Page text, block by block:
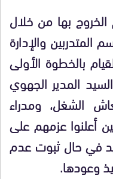
بها من خلال
المتدربين والإدارة
بالخطوة الأولى
المدير الجهوي
الشغل، ومدراء
أعلنوا عزمهم على
في حال ثبوت عدم
وعودها.